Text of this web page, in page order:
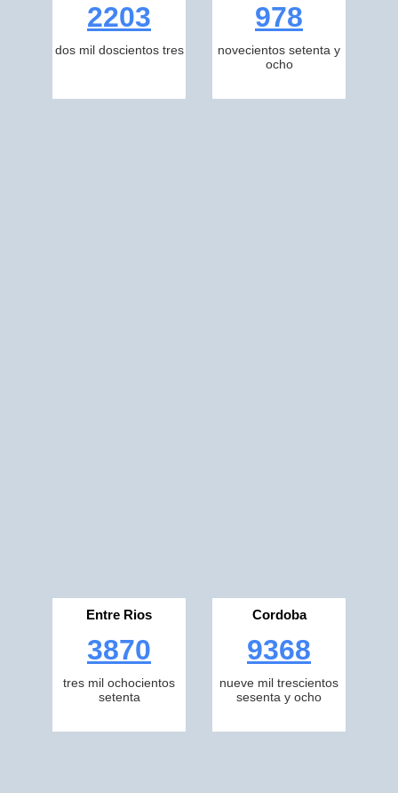
2203
dos mil doscientos tres
978
novecientos setenta y
ocho
Entre Rios
3870
tres mil ochocientos
setenta
Cordoba
9368
nueve mil trescientos
sesenta y ocho